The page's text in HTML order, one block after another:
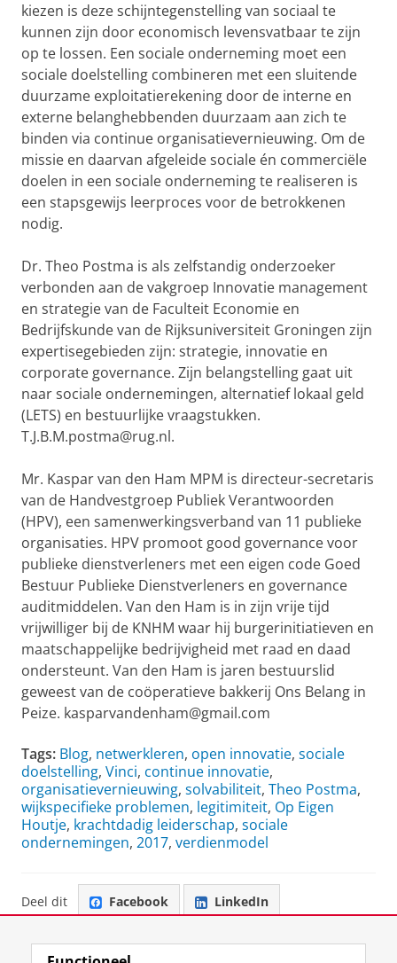
kiezen is deze schijntegenstelling van sociaal te
kunnen zijn door economisch levensvatbaar te zijn
op te lossen. Een sociale onderneming moet een
sociale doelstelling combineren met een sluitende
duurzame exploitatierekening door de interne en
externe belanghebbenden duurzaam aan zich te
binden via continue organisatievernieuwing. Om de
missie en daarvan afgeleide sociale én commerciële
doelen in een sociale onderneming te realiseren is
een stapsgewijs leerproces voor de betrokkenen
nodig.
Dr. Theo Postma is als zelfstandig onderzoeker
verbonden aan de vakgroep Innovatie management
en strategie van de Faculteit Economie en
Bedrijfskunde van de Rijksuniversiteit Groningen zijn
expertisegebieden zijn: strategie, innovatie en
corporate governance. Zijn belangstelling gaat uit
naar sociale ondernemingen, alternatief lokaal geld
(LETS) en bestuurlijke vraagstukken.
T.J.B.M.postma@rug.nl.
Mr. Kaspar van den Ham MPM is directeur-secretaris
van de Handvestgroep Publiek Verantwoorden
(HPV), een samenwerkingsverband van 11 publieke
organisaties. HPV promoot good governance voor
publieke dienstverleners met een eigen code Goed
Bestuur Publieke Dienstverleners en governance
auditmiddelen. Van den Ham is in zijn vrije tijd
vrijwilliger bij de KNHM waar hij burgerinitiatieven en
maatschappelijke bedrijvigheid met raad en daad
ondersteunt. Van den Ham is jaren bestuurslid
geweest van de coöperatieve bakkerij Ons Belang in
Peize. kasparvandenham@gmail.com
Tags: Blog, netwerkleren, open innovatie, sociale
doelstelling, Vinci, continue innovatie,
organisatievernieuwing, solvabiliteit, Theo Postma,
wijkspecifieke problemen, legitimiteit, Op Eigen
Houtje, krachtdadig leiderschap, sociale
ondernemingen, 2017, verdienmodel
Deel dit Facebook LinkedIn